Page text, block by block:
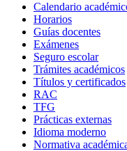
Calendario
Horarios
Guías docentes
Exámenes
Seguro escolar
Trámites académicos
Títulos y certificados
RAC
TFG
Prácticas externas
Idioma moderno
Normativa